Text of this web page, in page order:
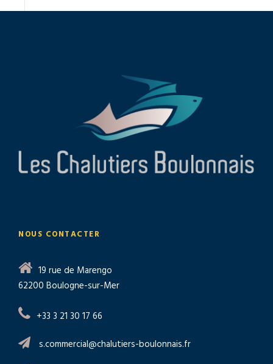
NOUS CONTACTER
19 rue de Marengo
62200 Boulogne-sur-Mer
+33 3 21 30 17 66
s.commercial@chalutiers-boulonnais.fr